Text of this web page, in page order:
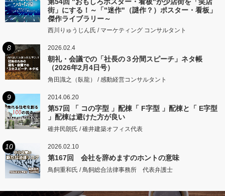
街」にする！～「"迷作"（謎作？）ポスター・看板」
傑作ライブラリー～
西川りゅうじん氏 / マーケティング コンサルタント
8 2026.02.4
朝礼・会議での「社長の３分間スピーチ」ネタ帳
（2026年2月4日号）
角田識之（臥龍） / 感動経営コンサルタント
9 2014.06.20
第57回 「 コの字型 」配棟「 F字型 」配棟と「 E字型
」配棟は避けた方が良い
碓井民朗氏 / 碓井建築オフィス代表
10 2026.02.10
第167回 会社を辞めますのホントの意味
鳥飼重和氏 / 鳥飼総合法律事務所 代表弁護士